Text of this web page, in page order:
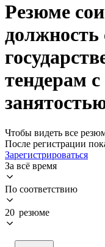
Резюме
должность
тендерам
Чтобы видеть все
После регистрации
Зарегистрироваться
За всё время
По соответствию
20 резюме